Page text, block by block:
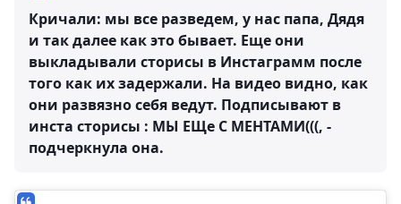
Кричали: мы все разведем, у нас папа, Дядя
и так далее как это бывает. Еще они
выкладывали сторисы в Инстаграмм после
того как их задержали. На видео видно, как
они развязно себя ведут. Подписывают в
инста сторисы : МЫ ЕЩе С МЕНТАМИ(((, -
подчеркнула она.